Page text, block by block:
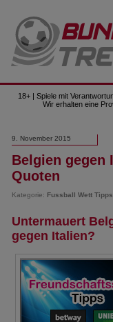
18+ | Spiele mit
Wir erhalten eine
9. November 2015
Belgien gegen
Quoten
Kategorie: Fussball Wett Tipps
Untermauert
gegen Italien?